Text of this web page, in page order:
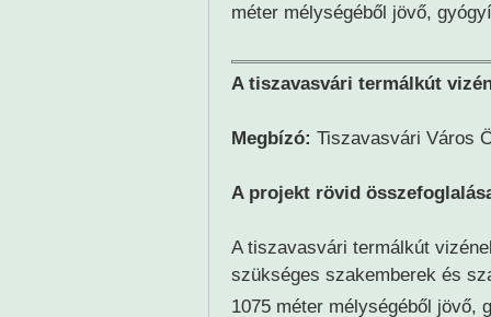
méter mélységéből jövő,
A tiszavasvári termálkút
Megbízó: Tiszavasvári Város
A projekt rövid
A tiszavasvári termálkút
szükséges szakemberek és
1075 méter mélységéből jövő,